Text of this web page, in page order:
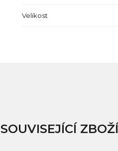
Velikost
SOUVISEJÍCÍ ZBOŽÍ